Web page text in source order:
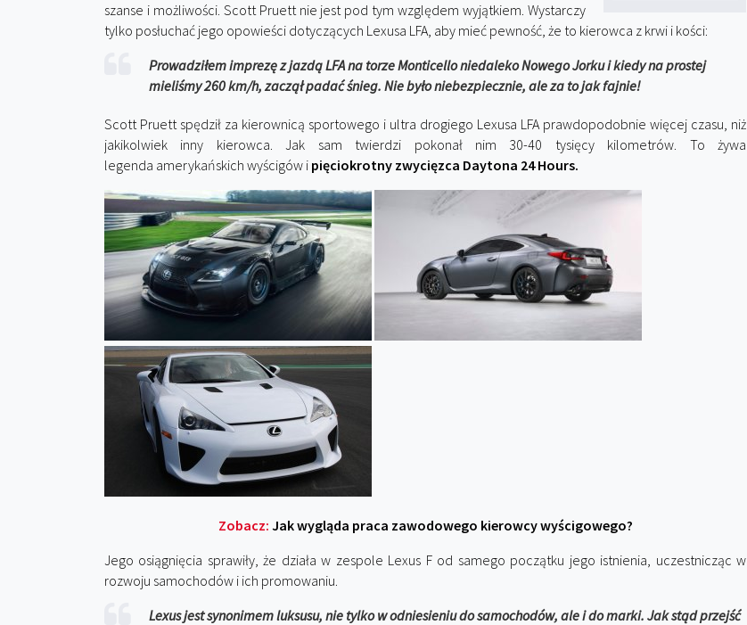
szanse i możliwości. Scott Pruett nie jest pod tym względem wyjątkiem. Wystarczy
tylko posłuchać jego opowieści dotyczących Lexusa LFA, aby mieć pewność, że to kierowca z krwi i kości:
Prowadziłem imprezę z jazdą LFA na torze Monticello niedaleko Nowego Jorku i kiedy na prostej
mieliśmy 260 km/h, zaczął padać śnieg. Nie było niebezpiecznie, ale za to jak fajnie!
Scott Pruett spędził za kierownicą sportowego i ultra drogiego Lexusa LFA prawdopodobnie więcej czasu, niż
jakikolwiek inny kierowca. Jak sam twierdzi pokonał nim 30-40 tysięcy kilometrów. To żywa
legenda amerykańskich wyścigów i pięciokrotny zwycięzca Daytona 24 Hours.
Zobacz: Jak wygląda praca zawodowego kierowcy wyścigowego?
Jego osiągnięcia sprawiły, że działa w zespole Lexus F od samego początku jego istnienia, uczestnicząc w
rozwoju samochodów i ich promowaniu.
Lexus jest synonimem luksusu, nie tylko w odniesieniu do samochodów, ale i do marki. Jak stąd przejść